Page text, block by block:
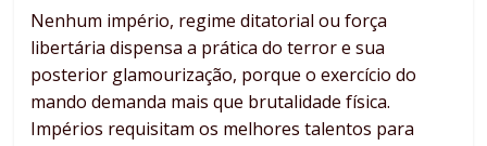
Nenhum império, regime ditatorial ou força
libertária dispensa a prática do terror e sua
posterior glamourização, porque o exercício do
mando demanda mais que brutalidade física.
Impérios requisitam os melhores talentos para